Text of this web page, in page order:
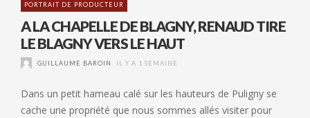
PORTRAIT DE PRODUCTEUR
A LA CHAPELLE DE BLAGNY, RENAUD TIRE
LE BLAGNY VERS LE HAUT
GUILLAUME BAROIN IL Y A 1 SEMAINE
Dans un petit hameau calé sur les hauteurs de Puligny se
cache une propriété que nous sommes allés visiter pour